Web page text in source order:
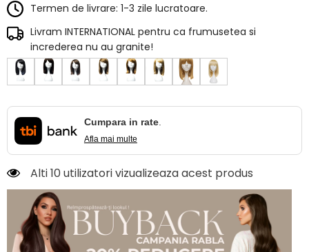
Termen de livrare: 1-3 zile lucratoare.
Livram INTERNATIONAL pentru ca frumusetea si
increderea nu au granite!
Cumpara in rate.
Afla mai multe
Alti 10 utilizatori vizualizeaza acest produs